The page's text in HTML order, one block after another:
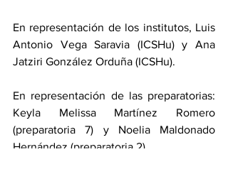
En representación de los institutos, Luis
Antonio Vega Saravia (ICSHu) y Ana
Jatziri González Orduña (ICSHu).
En representación de las preparatorias:
Keyla Melissa Martínez Romero
(preparatoria 7) y Noelia Maldonado
Hernández (preparatoria 2).